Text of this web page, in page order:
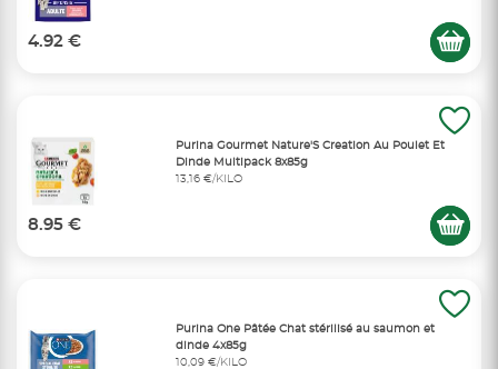
4.92 €
Purina Gourmet Nature'S Creation Au Poulet Et
Dinde Multipack 8x85g
13,16 €/KILO
8.95 €
Purina One Pâtée Chat stérilisé au saumon et
dinde 4x85g
10,09 €/KILO